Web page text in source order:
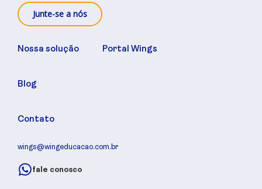
Junte-se a nós
Nossa solução
Blog
Contato
Portal Wings
wings@wingeducacao.com.br
fale conosco